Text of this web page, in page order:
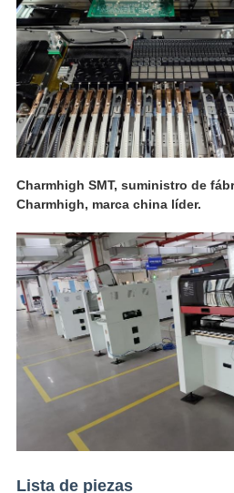
Charmhigh SMT, suministro de
Charmhigh, marca china líder.
Lista de piezas